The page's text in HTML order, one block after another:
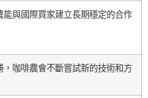
能與國際買家建立長期穩定的合作
，咖啡農會不斷嘗試新的技術和方